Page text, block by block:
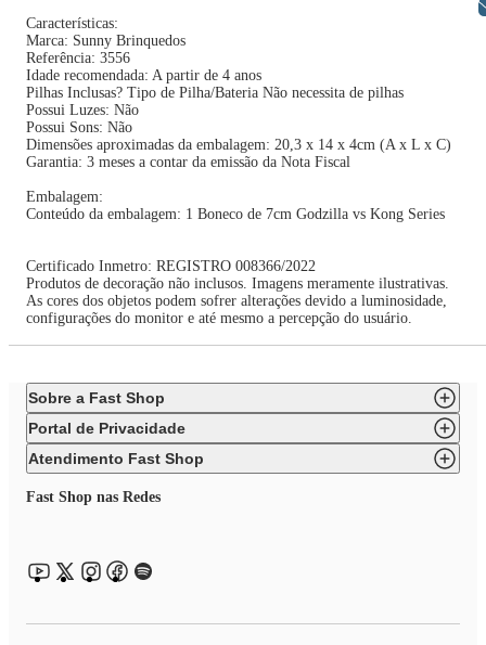
Características:
Marca: Sunny Brinquedos
Referência: 3556
Idade recomendada: A partir de 4 anos
Pilhas Inclusas? Tipo de Pilha/Bateria Não necessita de pilhas
Possui Luzes: Não
Possui Sons: Não
Dimensões aproximadas da embalagem: 20,3 x 14 x 4cm (A x L x C)
Garantia: 3 meses a contar da emissão da Nota Fiscal
Embalagem:
Conteúdo da embalagem: 1 Boneco de 7cm Godzilla vs Kong Series
Certificado Inmetro: REGISTRO 008366/2022
Produtos de decoração não inclusos. Imagens meramente ilustrativas.
As cores dos objetos podem sofrer alterações devido a luminosidade,
configurações do monitor e até mesmo a percepção do usuário.
Sobre a Fast Shop
Portal de Privacidade
Atendimento Fast Shop
Fast Shop nas Redes